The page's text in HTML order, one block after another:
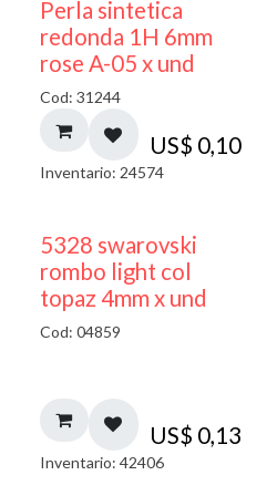
Perla sintetica
redonda 1H 6mm
rose A-05 x und
Cod: 31244
US$ 0,10
Inventario: 24574
5328 swarovski
rombo light col
topaz 4mm x und
Cod: 04859
US$ 0,13
Inventario: 42406